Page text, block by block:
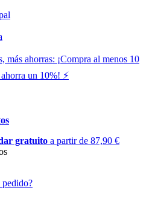
más ahorras: ¡Compra al menos 10
un 10%! ⚡️
gratuito a partir de 87,90 €
pedido?